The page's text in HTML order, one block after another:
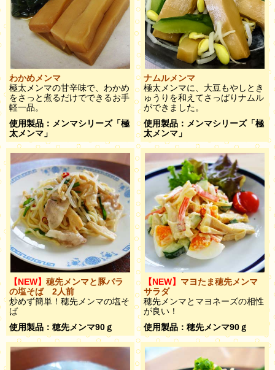
わかめメンマ
極太メンマの甘辛味で、わかめ
をさっと煮るだけでできるお手
軽一品。
使用製品：メンマシリーズ「極
太メンマ」
ナムルメンマ
極太メンマに、大豆もやしとき
ゅうりを和えてさっぱりナムル
ができました。
使用製品：メンマシリーズ「極
太メンマ」
【NEW】 穂先メンマと豚バラ
の塩そば 2人前
炒めず簡単！穂先メンマの塩そ
ば
使用製品：穂先メンマ90ｇ
【NEW】 マヨたま穂先メンマ
サラダ
穂先メンマとマヨネーズの相性
が良い！
使用製品：穂先メンマ90ｇ